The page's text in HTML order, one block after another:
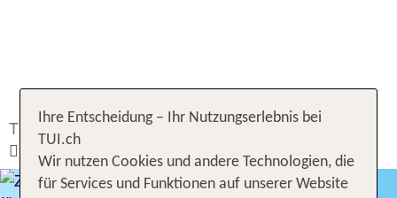
TUI.ch Ferien buchen Hotel
Griechenland
Zakynthos
Ihre Entscheidung – Ihr Nutzungserlebnis bei
TUI.ch
Wir nutzen Cookies und andere Technologien, die
für Services und Funktionen auf unserer Website